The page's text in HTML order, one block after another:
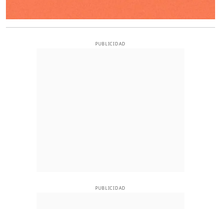
PUBLICIDAD
PUBLICIDAD